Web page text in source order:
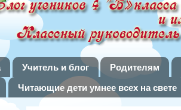
Учитель и блог Родителям
Читающие дети умнее всех на свете